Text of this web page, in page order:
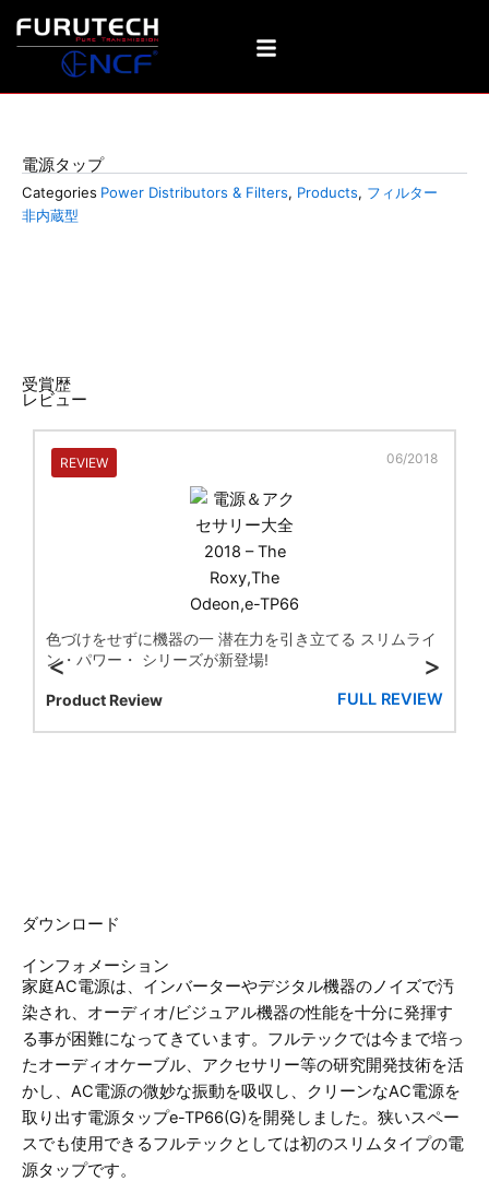
ス
電源タップ
Categories Power Distributors & Filters, Products, フィルター
非内蔵型
受賞歴
レビュー
<
REVIEW 06/2018
色づけをせずに機器の一 潜在力を引き立てる スリムライ
ン・パワー・ シリーズが新登場!
Product Review FULL REVIEW
>
ダウンロード
インフォメーション
家庭AC電源は、インバーターやデジタル機器のノイズで汚
染され、オーディオ/ビジュアル機器の性能を十分に発揮す
る事が困難になってきています。フルテックでは今まで培っ
たオーディオケーブル、アクセサリー等の研究開発技術を活
かし、AC電源の微妙な振動を吸収し、クリーンなAC電源を
取り出す電源タップe-TP66(G)を開発しました。狭いスペー
スでも使用できるフルテックとしては初のスリムタイプの電
源タップです。